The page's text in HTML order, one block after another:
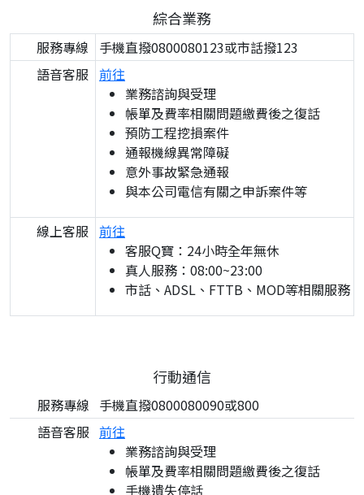
綜合業務
服務專線
手機直撥0800080123或市話撥123
語音客服 前往
業務諮詢與受理
帳單及費率相關問題繳費後之復話
預防工程挖損案件
通報機線異常障礙
意外事故緊急通報
與本公司電信有關之申訴案件等
線上客服 前往
客服Q寶：24小時全年無休
真人服務：08:00~23:00
市話、ADSL、FTTB、MOD等相關服務
行動通信
服務專線 手機直撥0800080090或800
語音客服 前往
業務諮詢與受理
帳單及費率相關問題繳費後之復話
手機遺失停話